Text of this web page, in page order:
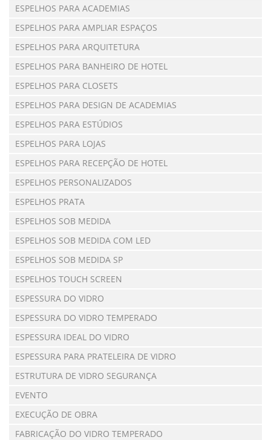
ESPELHOS PARA ACADEMIAS
ESPELHOS PARA AMPLIAR ESPAÇOS
ESPELHOS PARA ARQUITETURA
ESPELHOS PARA BANHEIRO DE HOTEL
ESPELHOS PARA CLOSETS
ESPELHOS PARA DESIGN DE ACADEMIAS
ESPELHOS PARA ESTÚDIOS
ESPELHOS PARA LOJAS
ESPELHOS PARA RECEPÇÃO DE HOTEL
ESPELHOS PERSONALIZADOS
ESPELHOS PRATA
ESPELHOS SOB MEDIDA
ESPELHOS SOB MEDIDA COM LED
ESPELHOS SOB MEDIDA SP
ESPELHOS TOUCH SCREEN
ESPESSURA DO VIDRO
ESPESSURA DO VIDRO TEMPERADO
ESPESSURA IDEAL DO VIDRO
ESPESSURA PARA PRATELEIRA DE VIDRO
ESTRUTURA DE VIDRO SEGURANÇA
EVENTO
EXECUÇÃO DE OBRA
FABRICAÇÃO DO VIDRO TEMPERADO